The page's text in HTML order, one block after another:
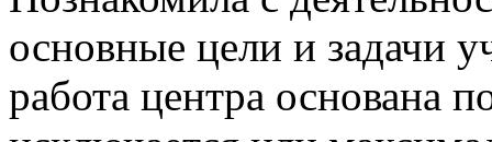
основные цели и задачи
работа центра основана